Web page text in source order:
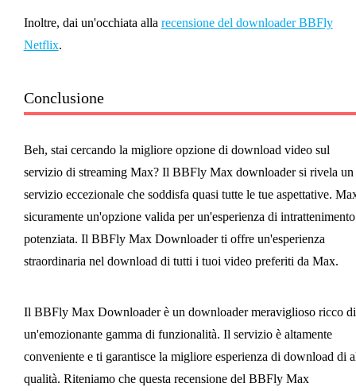
Inoltre, dai un'occhiata alla recensione del downloader BBFly
Netflix.
Conclusione
Beh, stai cercando la migliore opzione di download video sul
servizio di streaming Max? Il BBFly Max downloader si rivela un
servizio eccezionale che soddisfa quasi tutte le tue aspettative.
sicuramente un'opzione valida per un'esperienza di intrattenimento
potenziata. Il BBFly Max Downloader ti offre un'esperienza
straordinaria nel download di tutti i tuoi video preferiti da Max.
Il BBFly Max Downloader è un downloader meraviglioso ricco di
un'emozionante gamma di funzionalità. Il servizio è altamente
conveniente e ti garantisce la migliore esperienza di download di
qualità. Riteniamo che questa recensione del BBFly Max